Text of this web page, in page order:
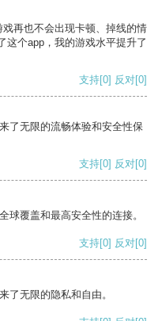
再也不会出现卡顿、掉线的情
这个app，我的游戏水平提升了
支持[0] 反对[0]
了无限的流畅体验和安全性保
支持[0] 反对[0]
球覆盖和最高安全性的连接。
支持[0] 反对[0]
了无限的隐私和自由。